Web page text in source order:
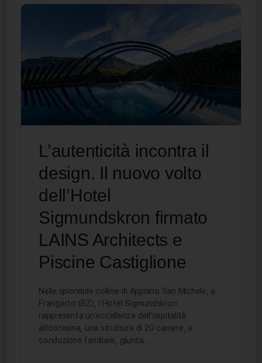
L’autenticità incontra il
design. Il nuovo volto
dell’Hotel
Sigmundskron firmato
LAINS Architects e
Piscine Castiglione
Nelle splendide colline di Appiano San Michele, a
Frangarto (BZ), l’Hotel Sigmundskron
rappresenta un’eccellenza dell’ospitalità
altoatesina, una struttura di 20 camere, a
conduzione familiare, giunta…